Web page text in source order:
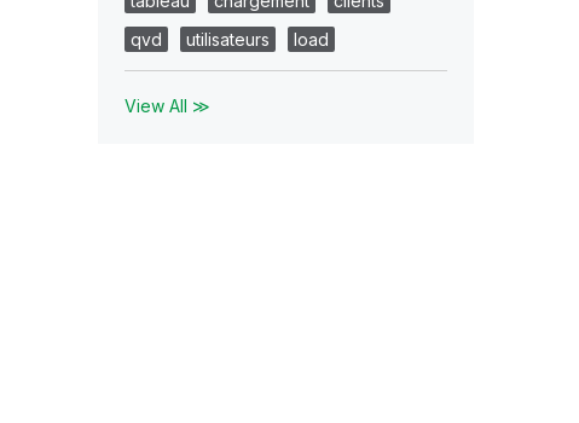
qvd
utilisateurs load
View All ≫